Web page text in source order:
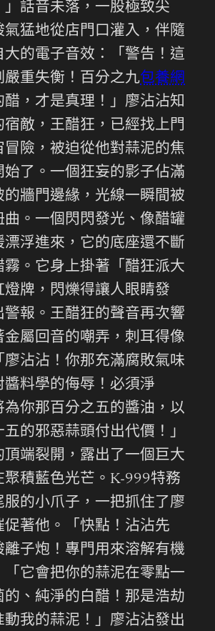
」話音未落，一股極致尖
氣猛地從店門口灌入，伴隨
大的電子音效：「警告！這
嚴重失衡！百分之九包養網
醋，才是真理！」廖沾沾知
敵，王醋狂，已經找上門
冒險，被迫從他對蒜泥的焦
始了。一個狂妄的影子佔滿
的牆門邊緣，光線一瞬間被
曲。一個閃閃發光、像醋罐
漂浮進來，它的底座還不斷
霧。它身上掛著「醋狂派大
燈牌，閃爍得讓人眼睛發
警報。王醋狂的聲音再次響
金屬回音的嘲弄，刺耳得像
廖沾沾！你那充滿腐敗氣味
醬料學的侮辱！必須淨
為你那百分之五的醬油，以
的邪惡蒜頭付出代價！」
頂端裂開，露出了一個巨大
聚積藍色光芒。K-999特務
服的小爪子，一把抓住了廖
促著他。「快點！沾沾先
離子炮！專門用來溶解有機
「它會把你的蒜泥在零點一
的、純淨的白醋！那是浩劫
動我的蒜泥！」廖沾沾發出